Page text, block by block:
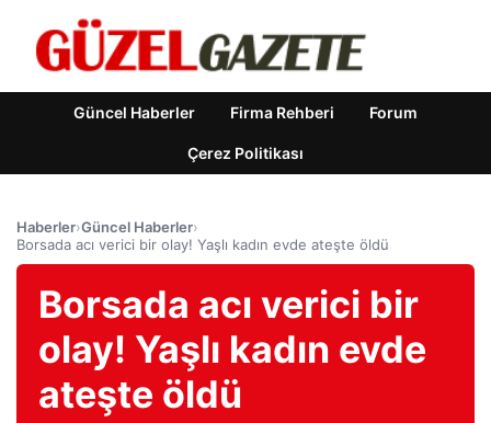
Güncel Haberler Firma Rehberi Forum
Çerez Politikası
Haberler›Güncel Haberler›
Borsada acı verici bir olay! Yaşlı kadın evde ateşte öldü
Borsada acı verici bir
olay! Yaşlı kadın evde
ateşte öldü